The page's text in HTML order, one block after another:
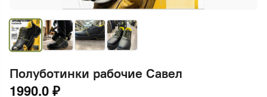
Полуботинки рабочие Савел
1990.0 ₽